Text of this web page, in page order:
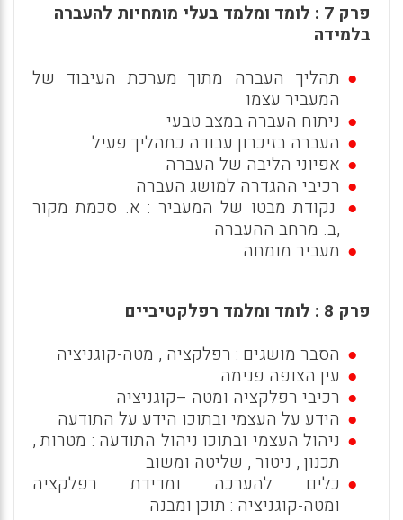
פרק 7 : לומד ומלמד בעלי מומחיות להעברה
בלמידה
תהליך העברה מתוך מערכת העיבוד של
המעביר עצמו
ניתוח העברה במצב טבעי
העברה בזיכרון עבודה כתהליך פעיל
אפיוני הליבה של העברה
רכיבי ההגדרה למושג העברה
נקודת מבטו של המעביר : א. סכמת מקור
,ב. מרחב ההעברה
מעביר מומחה
פרק 8 : לומד ומלמד רפלקטיביים
הסבר מושגים : רפלקציה , מטה-קוגניציה
עין הצופה פנימה
רכיבי רפלקציה ומטה –קוגניציה
הידע על העצמי ובתוכו הידע על התודעה
ניהול העצמי ובתוכו ניהול התודעה : מטרות ,
תכנון , ניטור , שליטה ומשוב
כלים להערכה ומדידת רפלקציה
ומטה-קוגניציה : תוכן ומבנה